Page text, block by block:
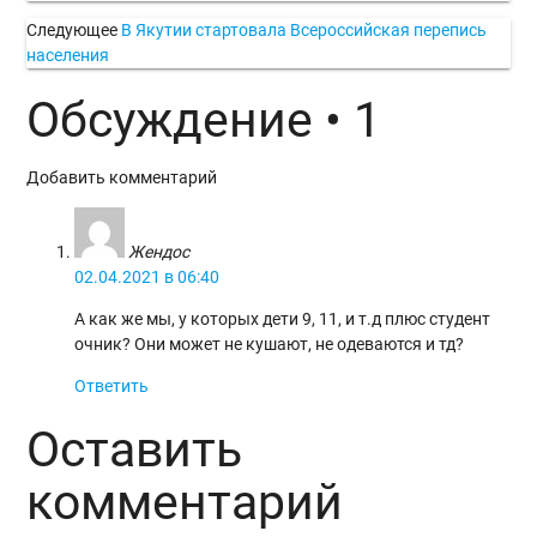
Следующее В Якутии стартовала Всероссийская перепись
населения
Обсуждение • 1
Добавить комментарий
Жендос
02.04.2021 в 06:40
А как же мы, у которых дети 9, 11, и т.д плюс студент
очник? Они может не кушают, не одеваются и тд?
Ответить
Оставить
комментарий